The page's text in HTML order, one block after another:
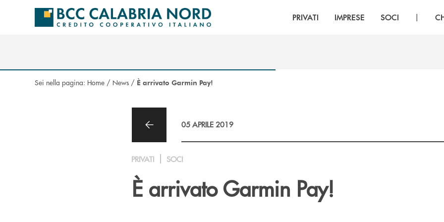
Salta al contenuto principale
PRIVATI IMPRESE SOCI |
Sei nella pagina: Home / News / È arrivato Garmin Pay!
05 APRILE 2019
PRIVATI SOCI
È arrivato Garmin Pay!